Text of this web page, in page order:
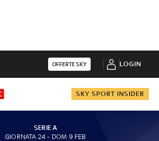
OFFERTE SKY LOGIN
SKY SPORT INSIDER
SERIE A
GIORNATA 24 - DOM 9 FEB